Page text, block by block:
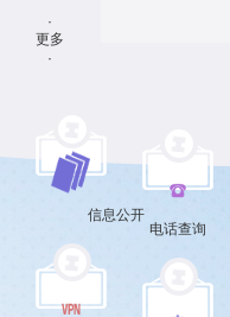
·
更多
·
信息公开
电话查询